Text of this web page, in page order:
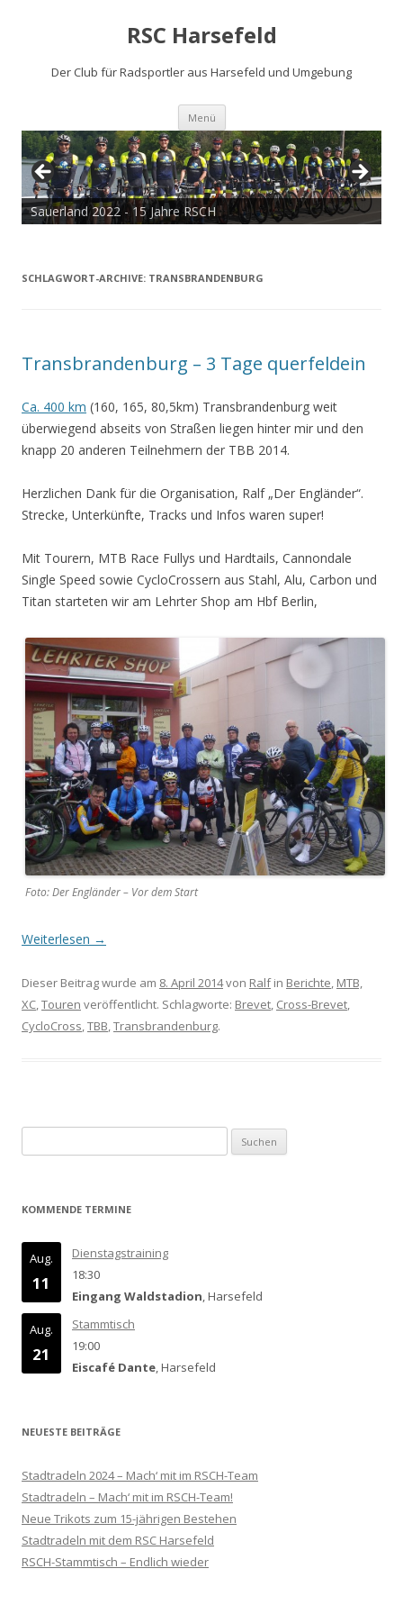
RSC Harsefeld
Der Club für Radsportler aus Harsefeld und Umgebung
Menü Zum
springen
Sauerland 2022 - 15 Jahre RSCH
SCHLAGWORT-ARCHIVE: TRANSBRANDENBURG
Transbrandenburg – 3 Tage querfeldein
Ca. 400 km (160, 165, 80,5km) Transbrandenburg weit
überwiegend abseits von Straßen liegen hinter mir und den
knapp 20 anderen Teilnehmern der TBB 2014.
Herzlichen Dank für die Organisation, Ralf „Der Engländer“.
Strecke, Unterkünfte, Tracks und Infos waren super!
Mit Tourern, MTB Race Fullys und Hardtails, Cannondale
Single Speed sowie CycloCrossern aus Stahl, Alu, Carbon und
Titan starteten wir am Lehrter Shop am Hbf Berlin,
Foto: Der Engländer – Vor dem Start
Weiterlesen →
Dieser Beitrag wurde am 8. April 2014von Ralfin Berichte, MTB,
XC,Touren veröffentlicht. Schlagworte: Brevet, Cross-Brevet,
CycloCross,TBB,Transbrandenburg.
nach:
KOMMENDE TERMINE
Aug.
11
Dienstagstraining
18:30
Eingang Waldstadion, Harsefeld
Aug.
21
Stammtisch
19:00
Eiscafé Dante, Harsefeld
NEUESTE BEITRÄGE
Stadtradeln 2024 – Mach‘ mit im RSCH-Team
Stadtradeln – Mach‘ mit im RSCH-Team!
Neue Trikots zum 15-jährigen Bestehen
Stadtradeln mit dem RSC Harsefeld
RSCH-Stammtisch – Endlich wieder